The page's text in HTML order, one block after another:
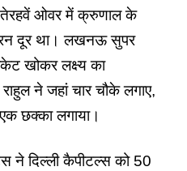
तेरहवें ओवर में क्रुणाल के
दूर था।लखनऊ सुपर
खोकर लक्ष्य का
ने जहां चार चौके लगाए,
छक्का लगाया।
दिल्ली कैपीटल्स को 50